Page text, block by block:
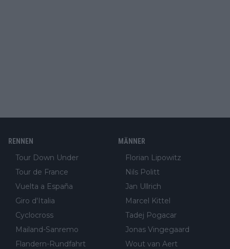
RENNEN
Tour Down Under
Tour de France
Vuelta a España
Giro d'Italia
Cyclocross
Mailand-Sanremo
Flandern-Rundfahrt
MÄNNER
Florian Lipowitz
Nils Politt
Jan Ullrich
Marcel Kittel
Tadej Pogacar
Jonas Vingegaard
Wout van Aert